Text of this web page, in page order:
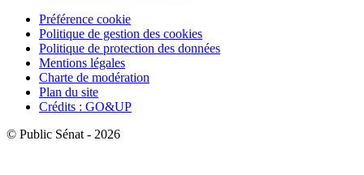
Préférence cookie
Politique de gestion des cookies
Politique de protection des données
Mentions légales
Charte de modération
Plan du site
Crédits : GO&UP
© Public Sénat - 2026